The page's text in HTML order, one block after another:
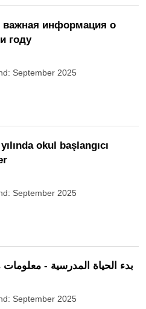
важная информация о
году
September 2025
okul başlangıcı
September 2025
بدء الحياة المدرسية -
September 2025